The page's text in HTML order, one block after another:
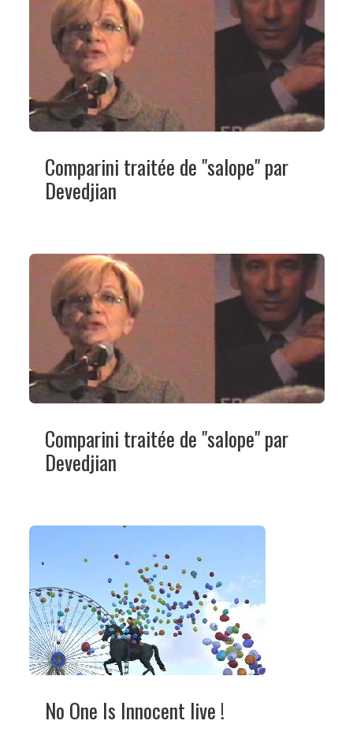
Comparini traitée de "salope" par
Devedjian
Comparini traitée de "salope" par
Devedjian
No One Is Innocent live !